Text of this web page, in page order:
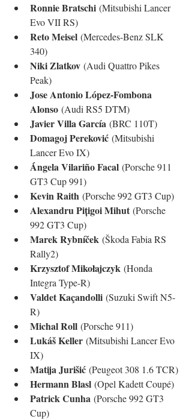
Ronnie Bratschi (Mitsubishi Lancer
Evo VII RS)
Reto Meisel (Mercedes-Benz SLK
340)
Niki Zlatkov (Audi Quattro Pikes
Peak)
Jose Antonio López-Fombona
Alonso (Audi RS5 DTM)
Javier Villa García (BRC 110T)
Domagoj Pereković (Mitsubishi
Lancer Evo IX)
Ángela Vilariño Facal (Porsche 911
GT3 Cup 991)
Kevin Raith (Porsche 992 GT3 Cup)
Alexandru Pițigoi Mihut (Porsche
992 GT3 Cup)
Marek Rybníček (Škoda Fabia RS
Rally2)
Krzysztof Mikołajczyk (Honda
Integra Type-R)
Valdet Kaçandolli (Suzuki Swift N5-
R)
Michal Roll (Porsche 911)
Lukáš Keller (Mitsubishi Lancer Evo
IX)
Matija Jurišić (Peugeot 308 1.6 TCR)
Hermann Blasl (Opel Kadett Coupé)
Patrick Cunha (Porsche 992 GT3
Cup)